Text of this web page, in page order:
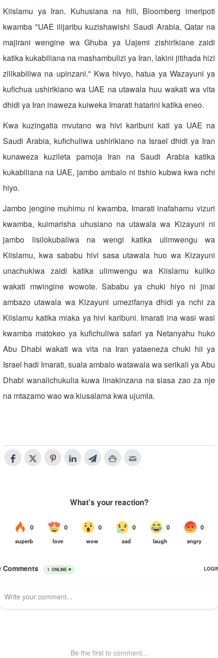
Kiislamu ya Iran. Kuhusiana na hili, Bloomberg imeripoti
kwamba "UAE ilijaribu kuzishawishi Saudi Arabia, Qatar na
majirani wengine wa Ghuba ya Uajemi zishirikiane zaidi
katika kukabiliana na mashambulizi ya Iran, lakini jitihada hizi
zilikabiliwa na upinzani." Kwa hivyo, hatua ya Wazayuni ya
kufichua ushirikiano wa UAE na utawala huu wakati wa vita
dhidi ya Iran inaweza kuiweka Imarati hatarini katika eneo.
Kwa kuzingatia mvutano wa hivi karibuni kati ya UAE na
Saudi Arabia, kufichuliwa ushirikiano na Israel dhidi ya Iran
kunaweza kuzileta pamoja Iran na Saudi Arabia katika
kukabiliana na UAE, jambo ambalo ni tishio kubwa kwa nchi
hiyo.
Jambo jengine muhimu ni kwamba, Imarati inafahamu vizuri
kwamba, kuimarisha uhusiano na utawala wa Kizayuni ni
jambo lisilokubaliwa na wengi katika ulimwengu wa
Kiislamu, kwa sababu hivi sasa utawala huo wa Kizayuni
unachukiwa zaidi katika ulimwengu wa Kiislamu kuliko
wakati mwingine wowote. Sababu ya chuki hiyo ni jinai
ambazo utawala wa Kizayuni umezifanya dhidi ya nchi za
Kiislamu katika miaka ya hivi karibuni. Imarati ina wasi wasi
kwamba matokeo ya kufichuliwa safari ya Netanyahu huko
Abu Dhabi wakati wa vita na Iran yataeneza chuki hii ya
Israel hadi Imarati, suala ambalo watawala wa serikali ya Abu
Dhabi wanalichukulia kuwa linakinzana na siasa zao za nje
na mtazamo wao wa kiusalama kwa ujumla.